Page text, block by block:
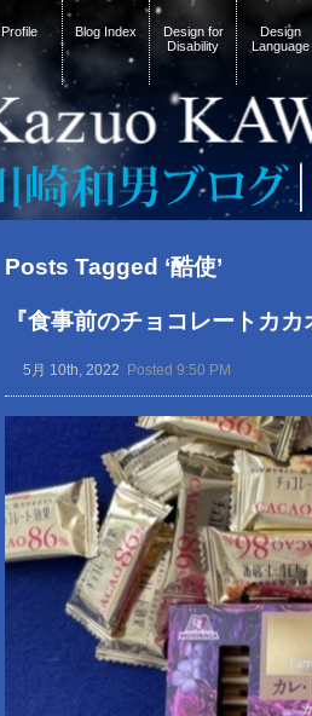
Profile Blog Index
Design for
Disability
Design
Language
Posts Tagged ‘酷使’
『食事前のチョコレートカカ
5月 10th, 2022 Posted 9:50 PM